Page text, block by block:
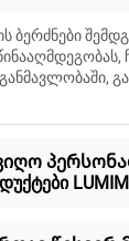
ბერძნები